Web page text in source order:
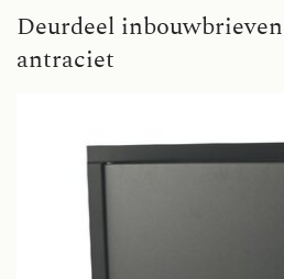
Deurdeel
antraciet